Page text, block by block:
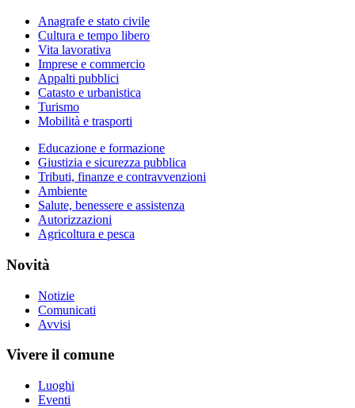
Anagrafe e stato civile
Cultura e tempo libero
Vita lavorativa
Imprese e commercio
Appalti pubblici
Catasto e urbanistica
Turismo
Mobilità e trasporti
Educazione e formazione
Giustizia e sicurezza pubblica
Tributi, finanze e contravvenzioni
Ambiente
Salute, benessere e assistenza
Autorizzazioni
Agricoltura e pesca
Novità
Notizie
Comunicati
Avvisi
Vivere il comune
Luoghi
Eventi